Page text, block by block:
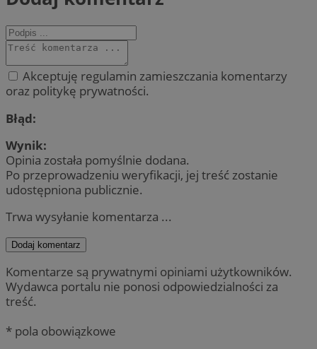
Akceptuję regulamin zamieszczania komentarzy
oraz politykę prywatności.
Błąd:
Wynik:
Opinia została pomyślnie dodana.
Po przeprowadzeniu weryfikacji, jej treść zostanie
udostępniona publicznie.
Trwa wysyłanie komentarza ...
Dodaj komentarz
Komentarze są prywatnymi opiniami użytkowników.
Wydawca portalu nie ponosi odpowiedzialności za
treść.
* pola obowiązkowe